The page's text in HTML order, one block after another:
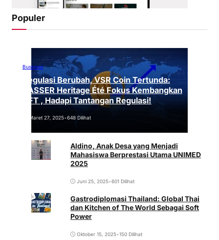
Populer
Business
Regulasi Berubah, VSR Coin Tertunda:
VASSER Heritage Été Fokus Kembangkan
NFT , Hadapi Tantangan Regulasi!
Maret 27, 2025•648 Dilihat
Aldino, Anak Desa yang Menjadi
Mahasiswa Berprestasi Utama UNIMED
2025
Juni 25, 2025•601 Dilihat
Gastrodiplomasi Thailand: Global Thai
dan Kitchen of The World Sebagai Soft
Power
Oktober 15, 2025•150 Dilihat